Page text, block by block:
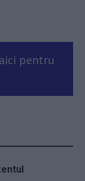
pentru